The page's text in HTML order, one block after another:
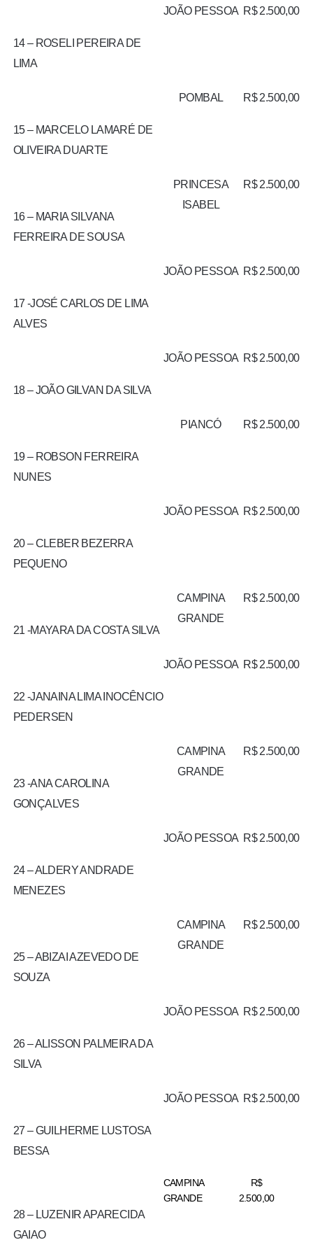
14 – ROSELI PEREIRA DE
LIMA
JOÃO PESSOA R$ 2.500,00
15 – MARCELO LAMARÉ DE
OLIVEIRA DUARTE
POMBAL R$ 2.500,00
16 – MARIA SILVANA
FERREIRA DE SOUSA
PRINCESA
ISABEL
R$ 2.500,00
17 -JOSÉ CARLOS DE LIMA
ALVES
JOÃO PESSOA R$ 2.500,00
18 – JOÃO GILVAN DA SILVA
JOÃO PESSOA R$ 2.500,00
19 – ROBSON FERREIRA
NUNES
PIANCÓ R$ 2.500,00
20 – CLEBER BEZERRA
PEQUENO
JOÃO PESSOA R$ 2.500,00
21 -MAYARA DA COSTA SILVA
CAMPINA
GRANDE
R$ 2.500,00
22 -JANAINA LIMA INOCÊNCIO
PEDERSEN
JOÃO PESSOA R$ 2.500,00
23 -ANA CAROLINA
GONÇALVES
CAMPINA
GRANDE
R$ 2.500,00
24 – ALDERY ANDRADE
MENEZES
JOÃO PESSOA R$ 2.500,00
25 – ABIZAI AZEVEDO DE
SOUZA
CAMPINA
GRANDE
R$ 2.500,00
26 – ALISSON PALMEIRA DA
SILVA
JOÃO PESSOA R$ 2.500,00
27 – GUILHERME LUSTOSA
BESSA
JOÃO PESSOA R$ 2.500,00
28 – LUZENIR APARECIDA
GAIAO
CAMPINA
GRANDE
R$
2.500,00